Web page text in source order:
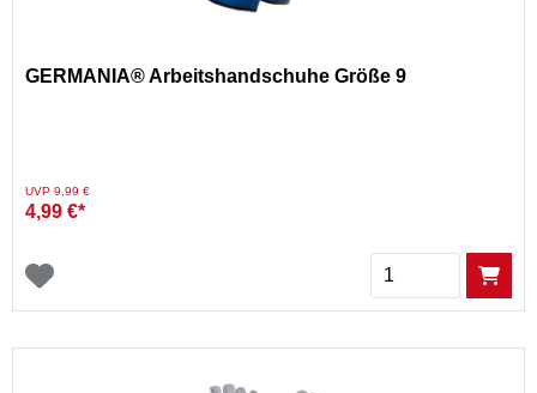
GERMANIA® Arbeitshandschuhe Größe 9
Preis reduziert von
UVP 9,99 €auf
4,99 €*
Menge